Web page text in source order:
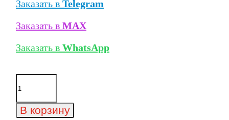
Заказать в Telegram
Заказать в MAX
Заказать в WhatsApp
Количество
товара
минеральная
плитка
В корзину